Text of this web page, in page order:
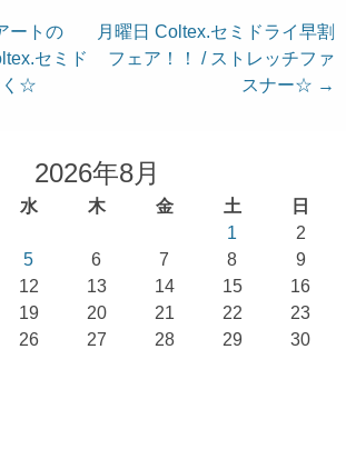
ートの
セミド
く☆
月曜日 Coltex.セミドライ早割
フェア！！ / ストレッチファ
スナー☆ →
2026年8月
水 木 金 土
日
1
2
5 6 7 8
9
12 13 14 15
16
19 20 21 22
23
26 27 28 29
30